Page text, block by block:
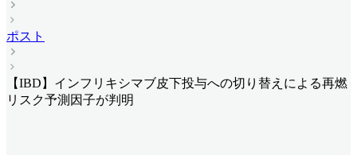
ポスト
【IBD】インフリキシマブ皮下投与への切り替えによる再燃
リスク予測因子が判明